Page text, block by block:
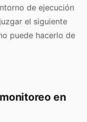
de ejecución
el siguiente
puede hacerlo de
en